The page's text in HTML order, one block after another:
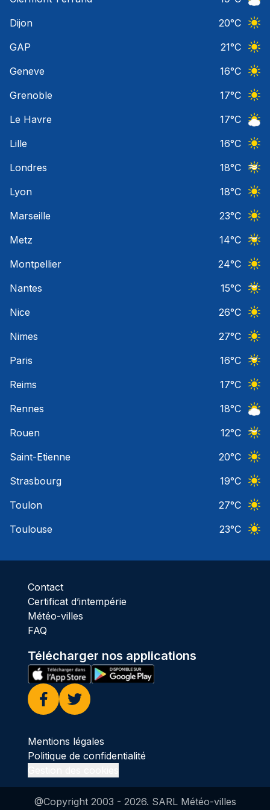
Dijon
20°C
GAP
21°C
Geneve
16°C
Grenoble
17°C
Le Havre
17°C
Lille
16°C
Londres
18°C
Lyon
18°C
Marseille
23°C
Metz
14°C
Montpellier
24°C
Nantes
15°C
Nice
26°C
Nimes
27°C
Paris
16°C
Reims
17°C
Rennes
18°C
Rouen
12°C
Saint-Etienne
20°C
Strasbourg
19°C
Toulon
27°C
Toulouse
23°C
Contact
Certificat d’intempérie
Météo-villes
FAQ
Télécharger nos applications
Facebook
Twitter
Mentions légales
Politique de confidentialité
@Copyright 2003 - 2026. SARL Météo-villes